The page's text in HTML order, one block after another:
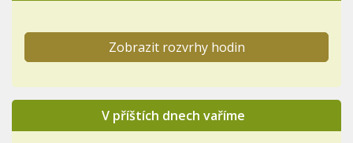
Zobrazit rozvrhy hodin
V příštích dnech vaříme